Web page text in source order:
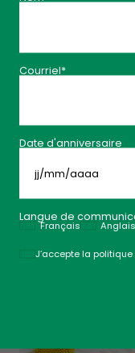
Courriel*
Date d'anniversaire
AAAA
Langue de
Français Anglais
Politique
J’accepte la